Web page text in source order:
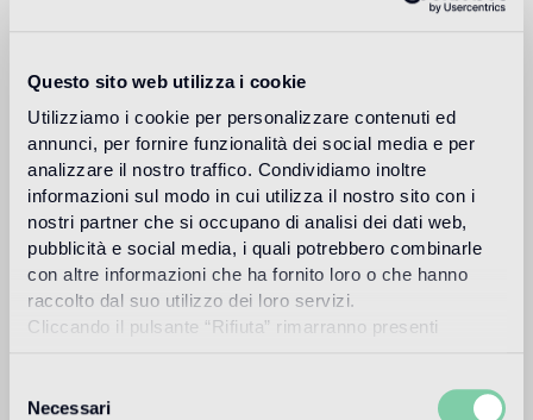
Questo sito web utilizza i cookie
Utilizziamo i cookie per personalizzare contenuti ed
annunci, per fornire funzionalità dei social media e per
analizzare il nostro traffico. Condividiamo inoltre
informazioni sul modo in cui utilizza il nostro sito con i
nostri partner che si occupano di analisi dei dati web,
pubblicità e social media, i quali potrebbero combinarle
con altre informazioni che ha fornito loro o che hanno
raccolto dal suo utilizzo dei loro servizi.
Cliccando il pulsante “Rifiuta” rimarranno presenti
tecnici.
delNecessari
à son actif pour des particuliers et des marques de
prestige, parmi lesquelles Alessi, KLM, Flos, Swarovski,
Puma et beaucoup d'autres.
Lire plus
Utilisation prévue
Sol intérieur
Sol extérieur